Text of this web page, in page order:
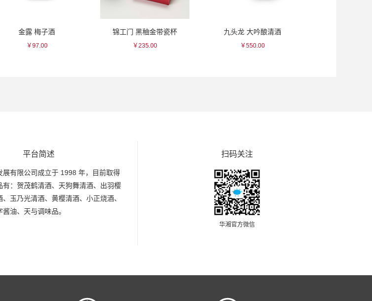
金露 梅子酒
￥97.00
锦工门 黑秞金带瓷杯
￥235.00
九头龙 大吟酿清酒
￥550.00
平台简述
展有限公司成立于 1998 年，目前取得
有：贺茂鹤清酒、天狗舞清酒、出羽樱
玉乃光清酒、黄樱清酒、小正烧酒、
油、天与调味品。
扫码关注
华湘官方微信